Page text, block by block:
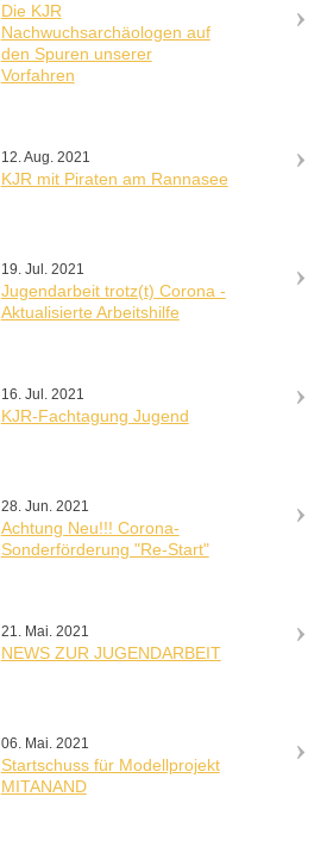
Die KJR
Nachwuchsarchäologen auf
den Spuren unserer
Vorfahren
12. Aug. 2021
KJR mit Piraten am Rannasee
19. Jul. 2021
Jugendarbeit trotz(t) Corona -
Aktualisierte Arbeitshilfe
16. Jul. 2021
KJR-Fachtagung Jugend
28. Jun. 2021
Achtung Neu!!! Corona-
Sonderförderung "Re-Start"
21. Mai. 2021
NEWS ZUR JUGENDARBEIT
06. Mai. 2021
Startschuss für Modellprojekt
MITANAND